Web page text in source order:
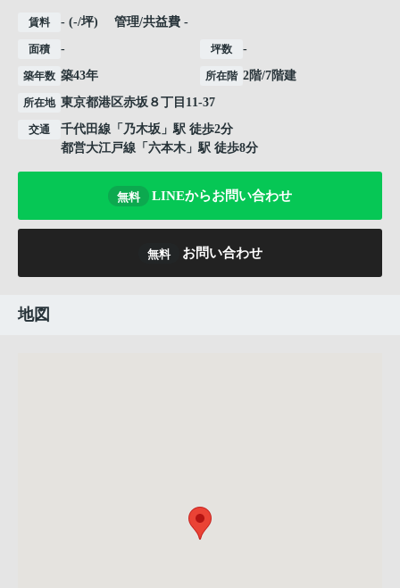
賃料 - (-/坪) 管理/共益費 -
面積 - 坪数 -
築年数 築43年 所在階 2階/7階建
所在地 東京都港区赤坂 ８丁目11-37
交通 千代田線 「 乃木坂 」駅 徒歩2分
都営大江戸線 「 六本木 」駅 徒歩8分
無料 LINEからお問い合わせ
無料 お問い合わせ
地図